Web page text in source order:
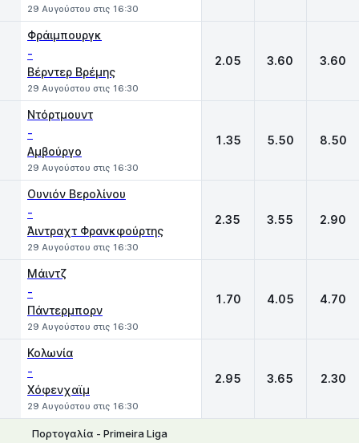
29 Αυγούστου στις 16:30
Φράιμπουργκ
-
Βέρντερ Βρέμης
29 Αυγούστου στις 16:30
2.05 3.60 3.60
Ντόρτμουντ
-
Αμβούργο
29 Αυγούστου στις 16:30
1.35 5.50 8.50
Ουνιόν Βερολίνου
-
Άιντραχτ Φρανκφούρτης
29 Αυγούστου στις 16:30
2.35 3.55 2.90
Μάιντζ
-
Πάντερμπορν
29 Αυγούστου στις 16:30
1.70 4.05 4.70
Κολωνία
-
Χόφενχαϊμ
29 Αυγούστου στις 16:30
2.95 3.65 2.30
Πορτογαλία - Primeira Liga